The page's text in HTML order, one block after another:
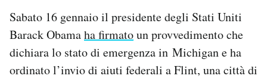
CALENDARIO
Sabato 16 gennaio il presidente degli Stati Uniti
Barack Obamaha firmatoun provvedimento che
dichiara lo stato di emergenza in Michigan e ha
ordinato l’invio di aiuti federali a Flint, una città di